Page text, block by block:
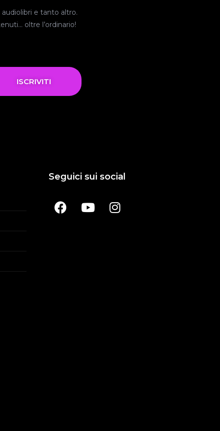
e tanto altro.
oltre l’ordinario!
ISCRIVITI
Seguici sui social